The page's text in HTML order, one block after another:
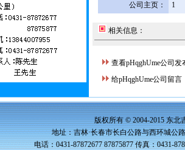
公司主页：
1
相关信息：
查看pHqghUme公司发
给pHqghUme公司留言
版权所有 © 2004-2015 东北
地址：吉林·长春市长白公路与西环城公
电话：0431-87872677 87875877 传真：0431-